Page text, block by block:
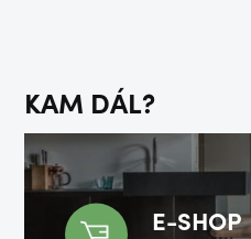
KAM DÁL?
E-SHOP